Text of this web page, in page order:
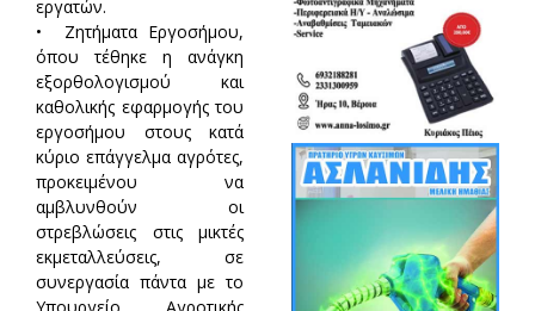
εργατών.
• Ζητήματα Εργοσήμου,
όπου τέθηκε η ανάγκη
εξορθολογισμού και
καθολικής εφαρμογής του
εργοσήμου στους κατά
κύριο επάγγελμα αγρότες,
προκειμένου να
αμβλυνθούν οι
στρεβλώσεις στις μικτές
εκμεταλλεύσεις, σε
συνεργασία πάντα με το